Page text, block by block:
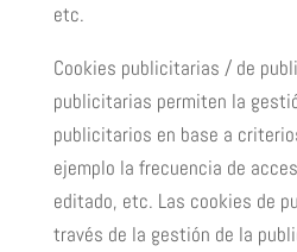
etc.
Cookies publicitarias / de
publicitarias permiten la
publicitarios en base a
ejemplo la frecuencia de
editado, etc. Las cookies de
través de la gestión de la